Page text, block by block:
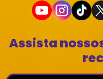
Assista